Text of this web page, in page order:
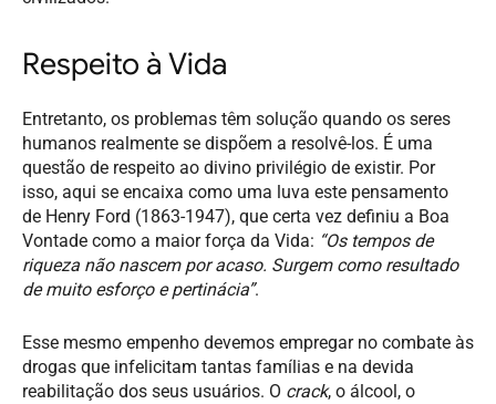
Respeito à Vida
Entretanto, os problemas têm solução quando os seres
humanos realmente se dispõem a resolvê-los. É uma
questão de respeito ao divino privilégio de existir. Por
isso, aqui se encaixa como uma luva este pensamento
de Henry Ford (1863-1947), que certa vez definiu a Boa
Vontade como a maior força da Vida: “Os tempos de
riqueza não nascem por acaso. Surgem como resultado
de muito esforço e pertinácia”.
Esse mesmo empenho devemos empregar no combate às
drogas que infelicitam tantas famílias e na devida
reabilitação dos seus usuários. O crack, o álcool, o